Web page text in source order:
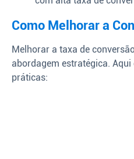
Como Melhorar a
Melhorar a taxa de
abordagem estratégica.
práticas: